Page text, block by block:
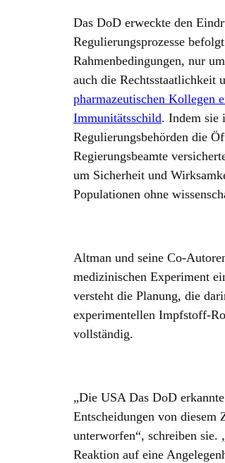
Das DoD erweckte den
Regulierungsprozesse
Rahmenbedingungen, nur
auch die Rechtsstaatlichkeit
pharmazeutischen Kollegen
Immunitätsschild. Indem sie
Regulierungsbehörden die
Regierungsbeamte
um Sicherheit und
Populationen ohne
Altman und seine Co-
medizinischen Experiment
versteht die Planung, die
experimentellen Impfstoff-
vollständig.
„Die USA Das DoD
Entscheidungen von
unterworfen“, schreiben sie.
Reaktion auf eine